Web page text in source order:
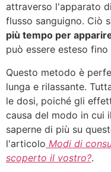
attraverso l'apparato
flusso sanguigno. Ciò
più tempo per
può essere esteso fino
Questo metodo è
lunga e rilassante.
le dosi, poiché gli
causa del modo in cui
saperne di più su
l'articolo Modi di
scoperto il vostro?.